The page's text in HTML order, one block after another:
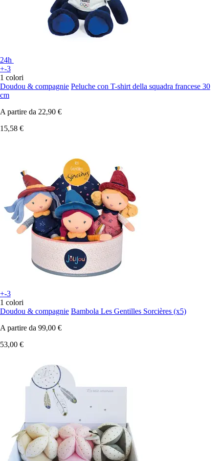
24h
+-3
1 colori
Doudou & compagnie Peluche con T-shirt della squadra francese 30
cm
A partire da 22,90 €
15,58 €
+-3
1 colori
Doudou & compagnie Bambola Les Gentilles Sorcières (x5)
A partire da 99,00 €
53,00 €